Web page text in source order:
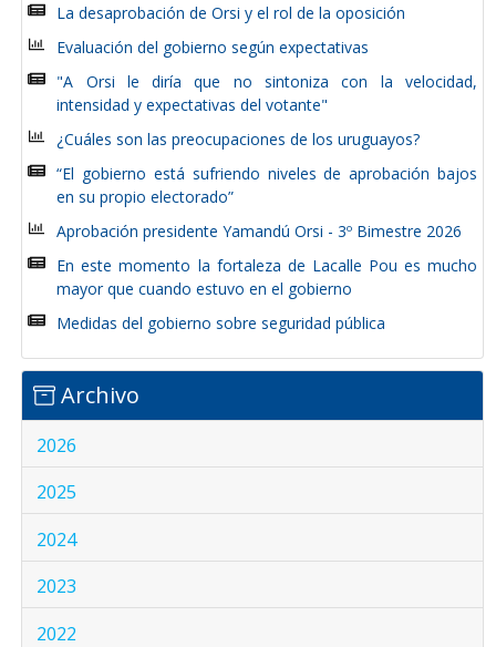
La desaprobación de Orsi y el rol de la oposición
Evaluación del gobierno según expectativas
"A Orsi le diría que no sintoniza con la velocidad,
intensidad y expectativas del votante"
¿Cuáles son las preocupaciones de los uruguayos?
“El gobierno está sufriendo niveles de aprobación bajos
en su propio electorado”
Aprobación presidente Yamandú Orsi - 3º Bimestre 2026
En este momento la fortaleza de Lacalle Pou es mucho
mayor que cuando estuvo en el gobierno
Medidas del gobierno sobre seguridad pública
Archivo
2026
2025
2024
2023
2022